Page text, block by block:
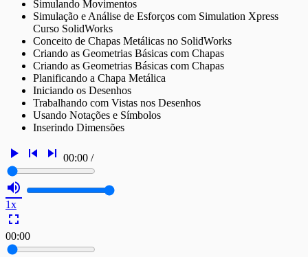
Simulando Movimentos
Simulação e Análise de Esforços com Simulation Xpress
Curso SolidWorks
Conceito de Chapas Metálicas no SolidWorks
Criando as Geometrias Básicas com Chapas
Criando as Geometrias Básicas com Chapas
Planificando a Chapa Metálica
Iniciando os Desenhos
Trabalhando com Vistas nos Desenhos
Usando Notações e Símbolos
Inserindo Dimensões
play_arrow skip_previous skip_next 00:00 /
volume_up
1x
fullscreen
00:00